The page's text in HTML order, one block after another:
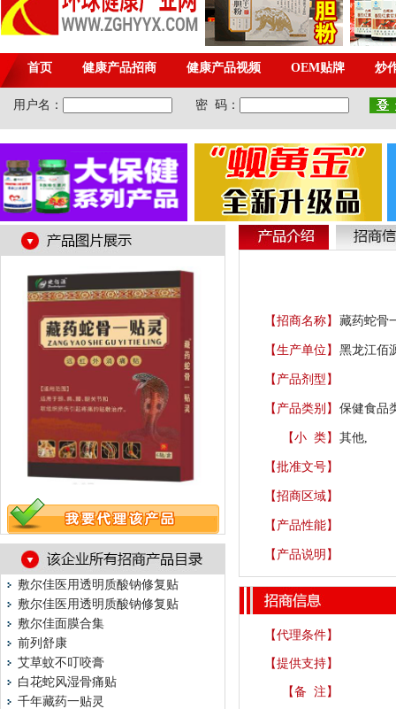
敷尔佳医用透明质酸钠修复贴
敷尔佳医用透明质酸钠修复贴
敷尔佳面膜合集
前列舒康
艾草蚊不叮咬膏
白花蛇风湿骨痛贴
千年藏药一贴灵
【招商名称】 藏药蛇骨
【生产单位】 黑龙江佰
【产品剂型】
【产品类别】 保健食品
【小 类】 其他,
【批准文号】
【招商区域】
【产品性能】
【产品说明】
【代理条件】
【提供支持】
【备 注】